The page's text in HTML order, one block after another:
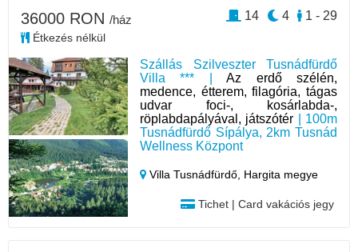
Szállás Szilveszter Tusnádfürdő
Villa *** |Az erdő szélén,
medence, étterem, filagória, tágas
udvar foci-, kosárlabda-,
röplabdapályával, játszótér | 100m
Tusnádfürdő Sípálya, 2km Tusnád
Wellness Központ
Villa Tusnádfürdő, Hargita megye
Tichet | Card vakációs jegy
36000 RON /ház
Étkezés nélkül
1 - 29
4
14